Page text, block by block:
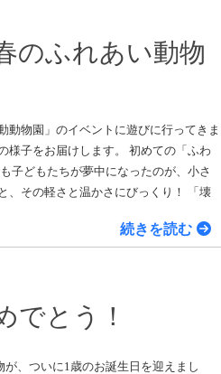
のふれあい動物
動物園」のイベントに遊びに行ってきま
様子をお届けします。 初めての「ふわ
子どもたちが夢中になったのが、小さ
、その軽さと温かさにびっくり！ 「壊
続きを読む
でとう！
、ついに1歳のお誕生日を迎えまし